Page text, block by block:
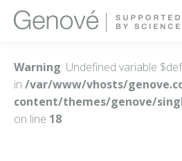
Warning: Undefined variable
in /var/www/vhosts/
content/themes/genove/
on line 18